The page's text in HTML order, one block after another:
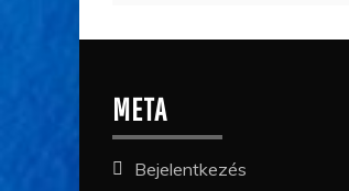
META
Bejelentkezés